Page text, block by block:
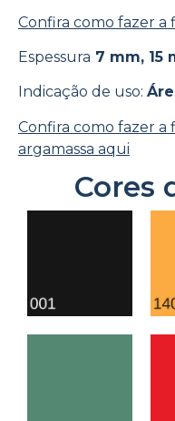
Confira como fazer a
Espessura 7 mm, 15
Indicação de uso:
Confira como fazer a
argamassa aqui
Cores